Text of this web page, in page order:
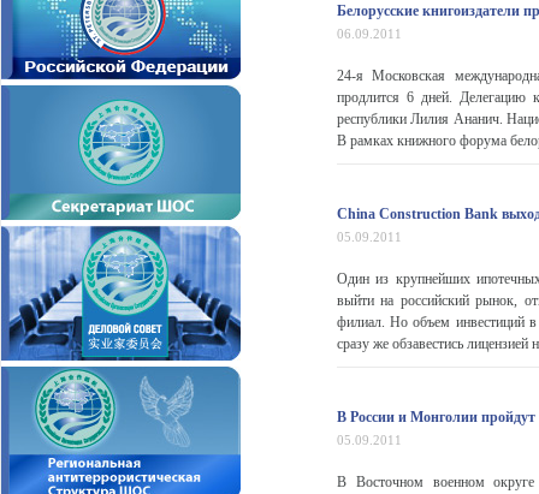
Белорусские книгоиздатели
06.09.2011
24-я Московская
продлится 6 дней. Делегацию
республики Лилия Ананич.
В рамках книжного форума
China Construction Bank
05.09.2011
Один из крупнейших
выйти на российский рынок,
филиал. Но объем инвестиций в
сразу же обзавестись
В России и Монголии пройдут
05.09.2011
В Восточном военном округе